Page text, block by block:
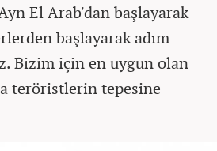
El Arab'dan başlayarak
başlayarak adım
Bizim için en uygun olan
teröristlerin tepesine